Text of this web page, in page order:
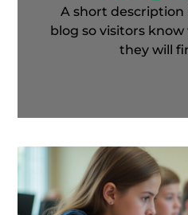
A short
blog so visitors
they will